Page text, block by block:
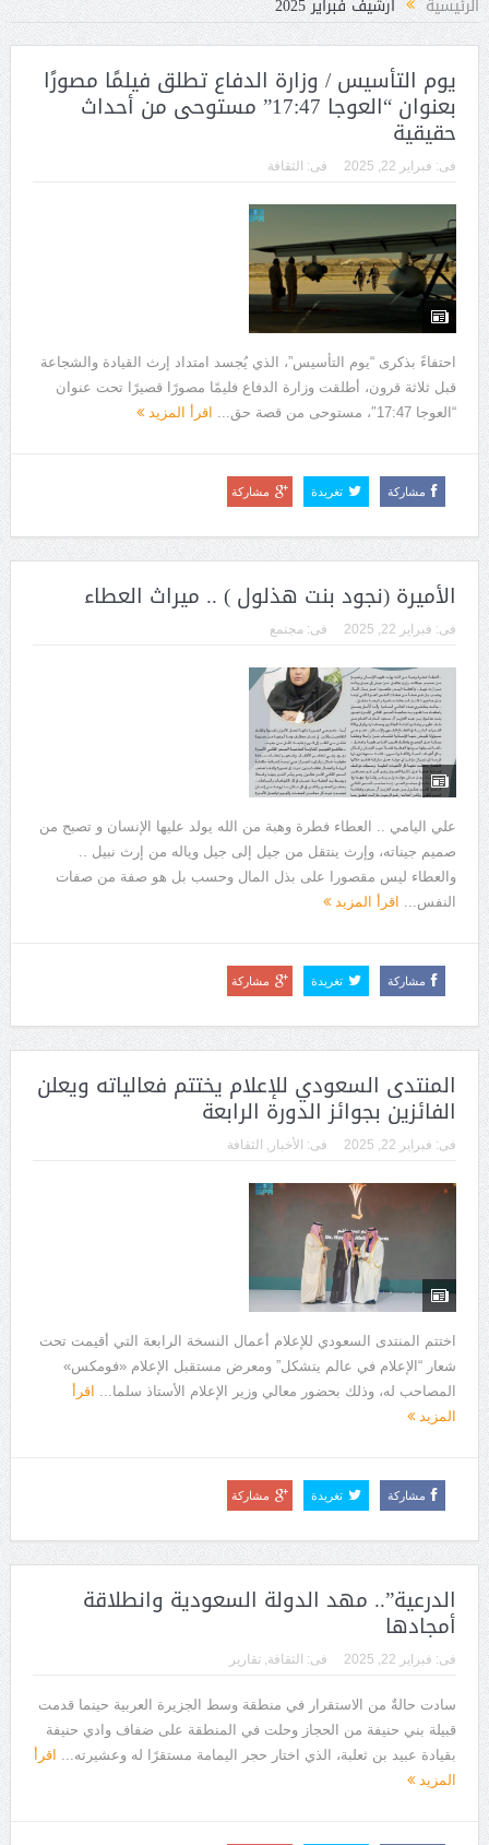
يوم التأسيس / وزارة الدفاع تطلق فيلمًا مصورًا
بعنوان “العوجا 17:47” مستوحى من أحداث
حقيقية
فى: فبراير 22, 2025 فى: الثقافة
احتفاءً بذكرى “يوم التأسيس”، الذي يُجسد امتداد إرث القيادة والشجاعة
قبل ثلاثة قرون، أطلقت وزارة الدفاع فليمًا مصورًا قصيرًا تحت عنوان
“العوجا 17:47″، مستوحى من قصة حق...
اقرأ المزيد
مشاركة تغريدة مشاركة
الأميرة (نجود بنت هذلول ) .. ميراث العطاء
فى: فبراير 22, 2025 فى: مجتمع
علي اليامي .. العطاء فطرة وهبة من الله يولد عليها الإنسان و تصبح من
صميم جيناته، وإرث ينتقل من جيل إلى جيل وياله من إرث نبيل ..
والعطاء ليس مقصورا على بذل المال وحسب بل هو صفة من صفات
النفس... اقرأ المزيد
مشاركة تغريدة مشاركة
المنتدى السعودي للإعلام يختتم فعالياته ويعلن
الفائزين بجوائز الدورة الرابعة
فى: فبراير 22, 2025 فى: الأخبار الثقافة
اختتم المنتدى السعودي للإعلام أعمال النسخة الرابعة التي أقيمت تحت
شعار “الإعلام في عالم يتشكل” ومعرض مستقبل الإعلام «فومكس»
المصاحب له، وذلك بحضور معالي وزير الإعلام الأستاذ سلما...
اقرأ
المزيد
مشاركة تغريدة مشاركة
الدرعية”.. مهد الدولة السعودية وانطلاقة
أمجادها
فى: فبراير 22, 2025 فى: الثقافة, تقارير
سادت حالةٌ من الاستقرار في منطقة وسط الجزيرة العربية حينما قدمت
قبيلة بني حنيفة من الحجاز وحلت في المنطقة على ضفاف وادي حنيفة
بقيادة عبيد بن ثعلبة، الذي اختار حجر اليمامة مستقرًا له وعشيرته... اقرأ
المزيد